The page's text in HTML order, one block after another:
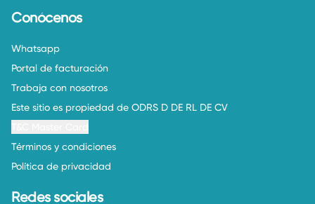
Conócenos
Whatsapp
Portal de facturación
Trabaja con nosotros
Este sitio es propiedad de ODRS D DE RL DE CV
Términos y condiciones
Política de privacidad
Redes sociales